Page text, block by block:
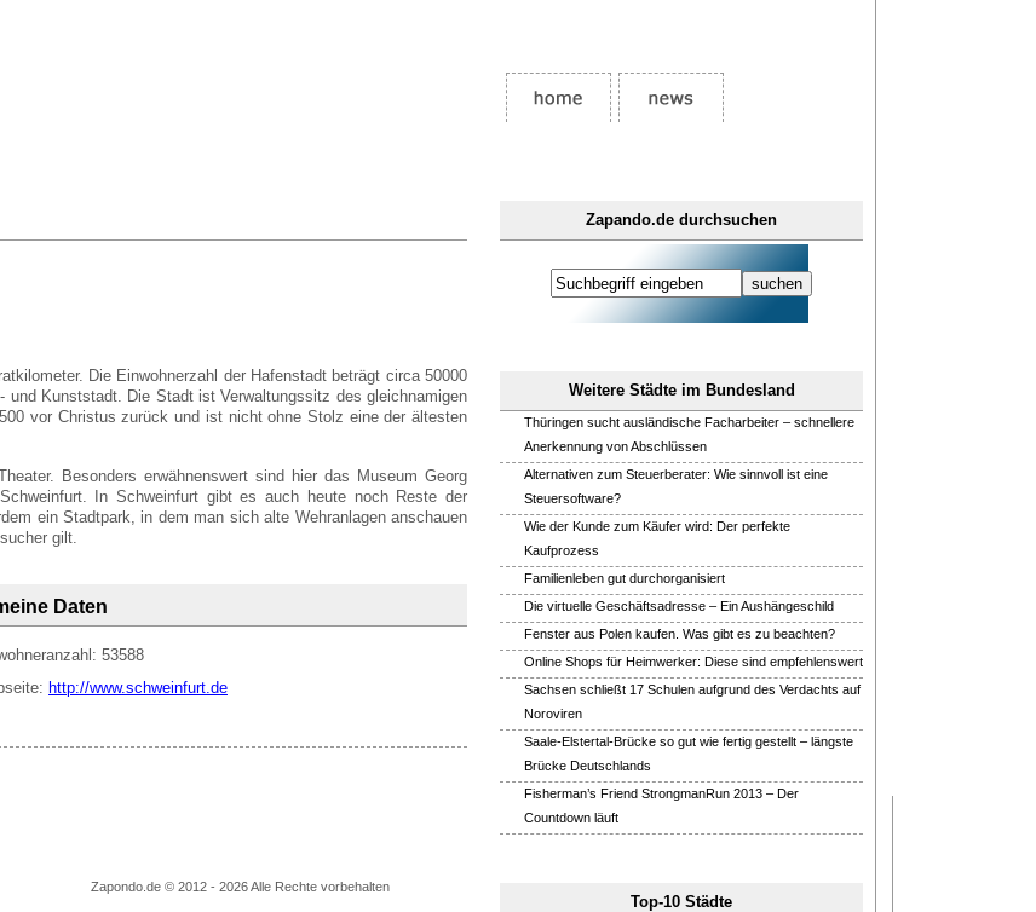
Zapando.de durchsuchen
Weitere Städte im Bundesland
Thüringen sucht ausländische Facharbeiter – schnellere
Anerkennung von Abschlüssen
Alternativen zum Steuerberater: Wie sinnvoll ist eine
Steuersoftware?
Wie der Kunde zum Käufer wird: Der perfekte
Kaufprozess
Familienleben gut durchorganisiert
Die virtuelle Geschäftsadresse – Ein Aushängeschild
Fenster aus Polen kaufen. Was gibt es zu beachten?
Online Shops für Heimwerker: Diese sind empfehlenswert
Sachsen schließt 17 Schulen aufgrund des Verdachts auf
Noroviren
Saale-Elstertal-Brücke so gut wie fertig gestellt – längste
Brücke Deutschlands
Fisherman’s Friend StrongmanRun 2013 – Der
Countdown läuft
Top-10 Städte
Die Einwohnerzahl der Hafenstadt beträgt circa 50000
Kunststadt. Die Stadt ist Verwaltungssitz des gleichnamigen
vor Christus zurück und ist nicht ohne Stolz eine der ältesten
Besonders erwähnenswert sind hier das Museum Georg
In Schweinfurt gibt es auch heute noch Reste der
ein Stadtpark, in dem man sich alte Wehranlagen anschauen
gilt.
Daten
53588
http://www.schweinfurt.de
Zapondo.de © 2012 - 2026 Alle Rechte vorbehalten